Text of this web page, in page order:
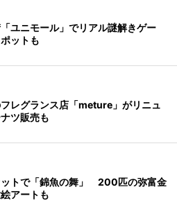
ユニモール」でリアル謎解きゲー
ットも
レグランス店「meture」がリニュ
ツ販売も
ットで「錦魚の舞」 200匹の弥富金
アートも